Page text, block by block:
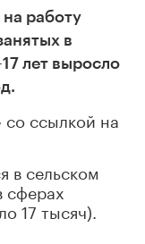
на работу
в
лет выросло
со ссылкой на
в сельском
сферах
17 тысяч).